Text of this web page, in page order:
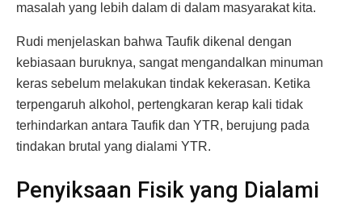
masalah yang lebih dalam di dalam masyarakat kita.
Rudi menjelaskan bahwa Taufik dikenal dengan
kebiasaan buruknya, sangat mengandalkan minuman
keras sebelum melakukan tindak kekerasan. Ketika
terpengaruh alkohol, pertengkaran kerap kali tidak
terhindarkan antara Taufik dan YTR, berujung pada
tindakan brutal yang dialami YTR.
Penyiksaan Fisik yang Dialami